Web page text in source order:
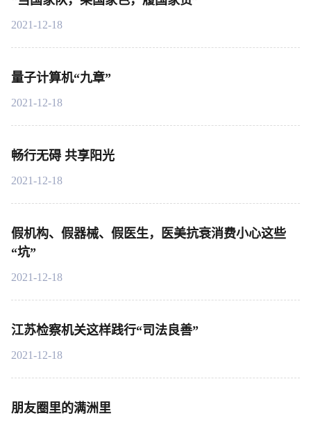
2021-12-18
量子计算机“九章”
2021-12-18
畅行无碍 共享阳光
2021-12-18
假机构、假器械、假医生，医美抗衰消费小心这些
“坑”
2021-12-18
江苏检察机关这样践行“司法良善”
2021-12-18
朋友圈里的满洲里